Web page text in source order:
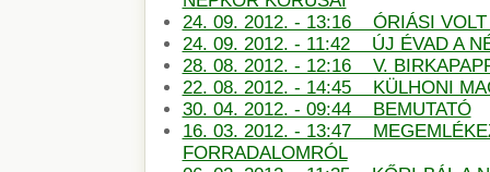
24. 09. 2012. - 13:16 ÓRIÁSI VOLT
24. 09. 2012. - 11:42 ÚJ ÉVAD A
28. 08. 2012. - 12:16 V.
22. 08. 2012. - 14:45 KÜLHONI
30. 04. 2012. - 09:44 BEMUTATÓ
16. 03. 2012. - 13:47
FORRADALOMRÓL